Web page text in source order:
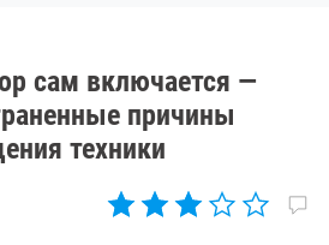
сам включается —
причины
техники